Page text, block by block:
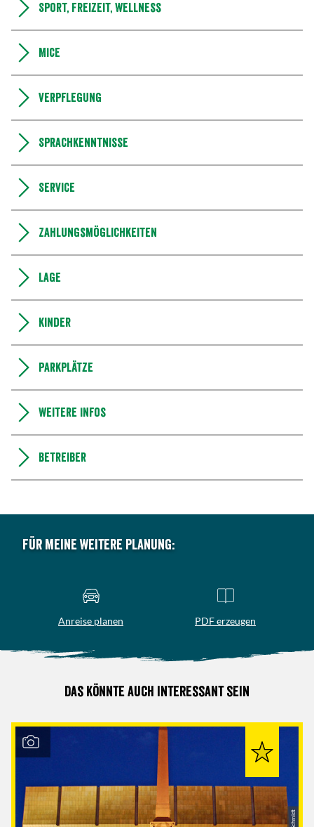
Sport, Freizeit, Wellness
MICE
Verpflegung
Sprachkenntnisse
Service
Zahlungsmöglichkeiten
Lage
Kinder
Parkplätze
Weitere Infos
Betreiber
Für meine weitere Planung:
Anreise planen PDF erzeugen
Das könnte auch interessant sein